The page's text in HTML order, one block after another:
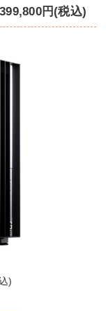
円(税込)
)